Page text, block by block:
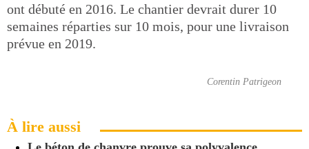
ont débuté en 2016. Le chantier devrait durer 10
semaines réparties sur 10 mois, pour une livraison
prévue en 2019.
Corentin Patrigeon
À lire aussi